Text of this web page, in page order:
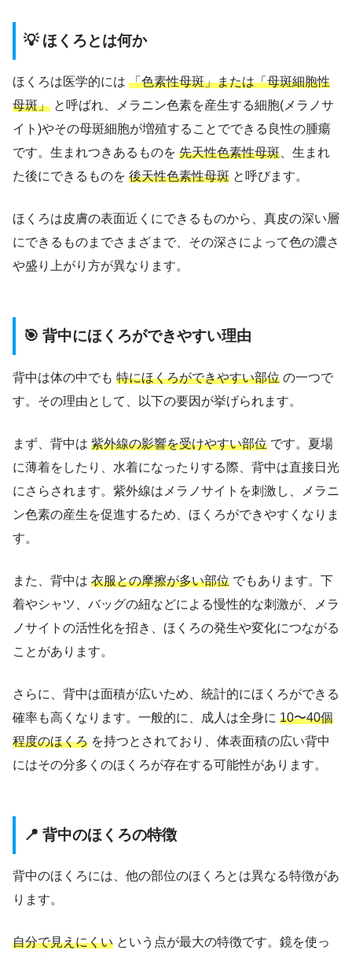
💡 ほくろとは何か
ほくろは医学的には 「色素性母斑」または「母斑細胞性
母斑」 と呼ばれ、メラニン色素を産生する細胞(メラノサ
イト)やその母斑細胞が増殖することでできる良性の腫瘍
です。生まれつきあるものを 先天性色素性母斑 、生まれ
た後にできるものを 後天性色素性母斑 と呼びます。
ほくろは皮膚の表面近くにできるものから、真皮の深い層
にできるものまでさまざまで、その深さによって色の濃さ
や盛り上がり方が異なります。
🎯 背中にほくろができやすい理由
背中は体の中でも 特にほくろができやすい部位 の一つで
す。その理由として、以下の要因が挙げられます。
まず、背中は 紫外線の影響を受けやすい部位 です。夏場
に薄着をしたり、水着になったりする際、背中は直接日光
にさらされます。紫外線はメラノサイトを刺激し、メラニ
ン色素の産生を促進するため、ほくろができやすくなりま
す。
また、背中は 衣服との摩擦が多い部位 でもあります。下
着やシャツ、バッグの紐などによる慢性的な刺激が、メラ
ノサイトの活性化を招き、ほくろの発生や変化につながる
ことがあります。
さらに、背中は面積が広いため、統計的にほくろができる
確率も高くなります。一般的に、成人は全身に 10〜40個
程度のほくろ を持つとされており、体表面積の広い背中
にはその分多くのほくろが存在する可能性があります。
📍 背中のほくろの特徴
背中のほくろには、他の部位のほくろとは異なる特徴があ
ります。
自分で見えにくい という点が最大の特徴です。鏡を使っ